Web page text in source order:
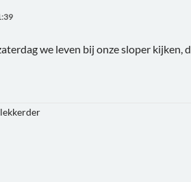
we leven bij onze sloper kijken,